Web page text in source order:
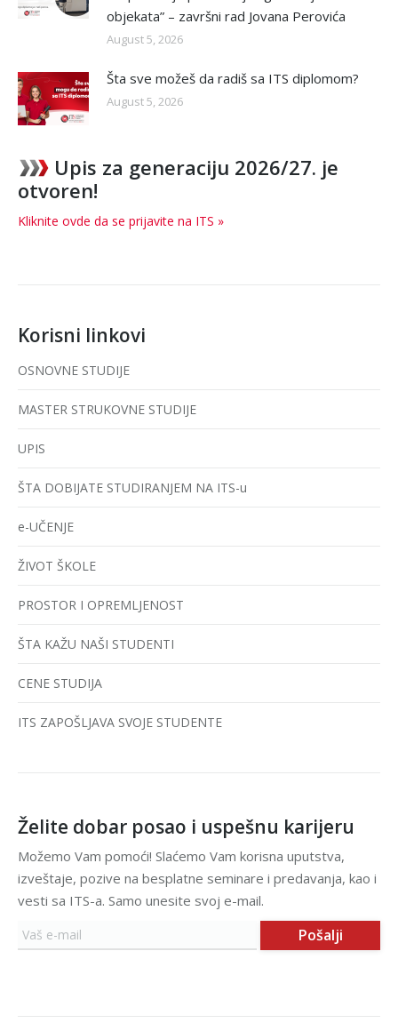
objekata” – završni rad Jovana Perovića
August 5, 2026
Šta sve možeš da radiš sa ITS diplomom?
August 5, 2026
Upis za generaciju 2026/27. je
otvoren!
Kliknite ovde da se prijavite na ITS »
Korisni linkovi
OSNOVNE STUDIJE
MASTER STRUKOVNE STUDIJE
UPIS
ŠTA DOBIJATE STUDIRANJEM NA ITS-u
e-UČENJE
ŽIVOT ŠKOLE
PROSTOR I OPREMLJENOST
ŠTA KAŽU NAŠI STUDENTI
CENE STUDIJA
ITS ZAPOŠLJAVA SVOJE STUDENTE
Želite dobar posao i uspešnu karijeru
Možemo Vam pomoći! Slaćemo Vam korisna uputstva,
izveštaje, pozive na besplatne seminare i predavanja, kao i
vesti sa ITS-a. Samo unesite svoj e-mail.